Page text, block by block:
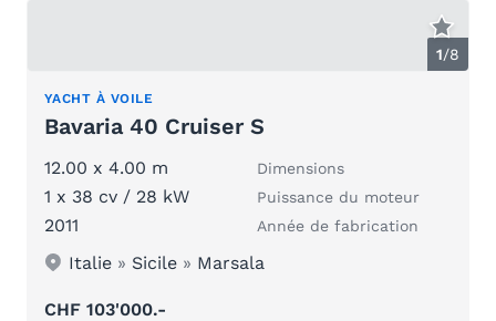
1/8
YACHT À VOILE
Bavaria 40 Cruiser S
12.00 x 4.00 m Dimensions
1 x 38 cv / 28 kW Puissance du moteur
2011 Année de fabrication
Italie » Sicile » Marsala
CHF 103'000.-